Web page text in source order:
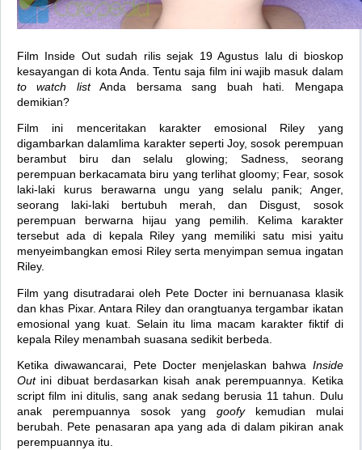
Film Inside Out sudah rilis sejak 19 Agustus lalu di bioskop
kesayangan di kota Anda. Tentu saja film ini wajib masuk dalam
to watch listAnda bersama sang buah hati. Mengapa
demikian?
Film ini menceritakan karakter emosional Riley yang
digambarkan dalamlima karakter seperti Joy, sosok perempuan
berambut biru dan selalu glowing; Sadness, seorang
perempuan berkacamata biru yang terlihat gloomy; Fear, sosok
laki-laki kurus berawarna ungu yang selalu panik; Anger,
seorang laki-laki bertubuh merah, dan Disgust, sosok
perempuan berwarna hijau yang pemilih. Kelima karakter
tersebut ada di kepala Riley yang memiliki satu misi yaitu
menyeimbangkan emosi Riley serta menyimpan semua ingatan
Riley.
Film yang disutradarai oleh Pete Docter ini bernuanasa klasik
dan khas Pixar. Antara Riley dan orangtuanya tergambar ikatan
emosional yang kuat. Selain itu lima macam karakter fiktif di
kepala Riley menambah suasana sedikit berbeda.
Ketika diwawancarai, Pete Docter menjelaskan bahwa Inside
Outini dibuat berdasarkan kisah anak perempuannya. Ketika
script film ini ditulis, sang anak sedang berusia 11 tahun. Dulu
anak perempuannya sosok yang goofykemudian mulai
berubah. Pete penasaran apa yang ada di dalam pikiran anak
perempuannya itu.